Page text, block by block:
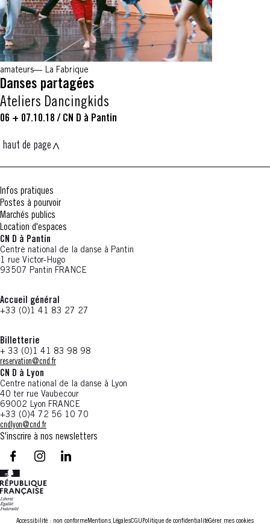
amateurs La Fabrique
Danses partagées
Ateliers Dancingkids
06 + 07.10.18 / CN D à Pantin
haut de page
Infos pratiques
Postes à pourvoir
Marchés publics
Location d'espaces
CN D à Pantin
Centre national de la danse à Pantin
1 rue Victor-Hugo
93507 Pantin FRANCE
Accueil général
+33 (0)1 41 83 27 27
Billetterie
+ 33 (0)1 41 83 98 98
reservation@cnd.fr
CN D à Lyon
Centre national de la danse à Lyon
40 ter rue Vaubecour
69002 Lyon FRANCE
+33 (0)4 72 56 10 70
cndlyon@cnd.fr
S'inscrire à nos newsletters
facebook - CN D - Nouvelle fenêtre
instagram - CN D - Nouvelle fenêtre
LinkedIn - CN D - Nouvelle fenêtre
Accessibilité : non conformeMentions LégalesCGU Politique de confidentialitéGérer mes cookies